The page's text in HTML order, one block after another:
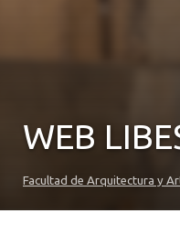
WEB
Facultad de Arquitectura y